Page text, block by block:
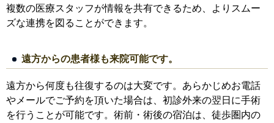
複数の医療スタッフが情報を共有できるため、よりスムー
ズな連携を図ることができます。
遠方からの患者様も来院可能です。
遠方から何度も往復するのは大変です。あらかじめお電話
やメールでご予約を頂いた場合は、初診外来の翌日に手術
を行うことが可能です。術前・術後の宿泊は、徒歩圏内の